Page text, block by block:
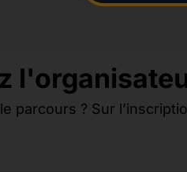
parcours ? Sur